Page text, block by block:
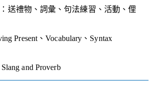
送禮物、詞彙、句法練習、活動、俚
Present、Vocabulary、Syntax
and Proverb